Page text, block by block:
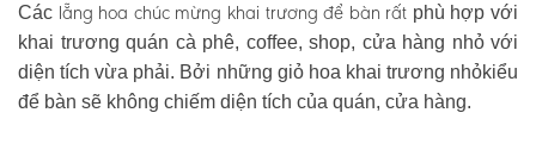
Các lẵng hoa chúc mừng khai trương để bàn rất phù hợp với
khai trương quán cà phê, coffee, shop, cửa hàng nhỏ với
diện tích vừa phải. Bởi những giỏ hoa khai trương nhỏkiểu
để bàn sẽ không chiếm diện tích của quán, cửa hàng.